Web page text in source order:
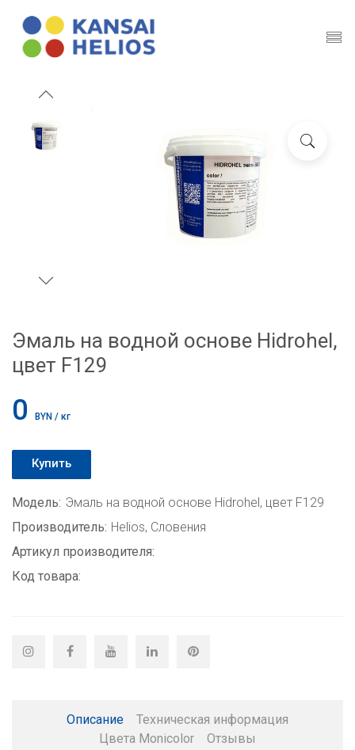
Эмаль на водной основе Hidrohel,
цвет F129
0 BYN / кг
Купить
Модель: Эмаль на водной основе Hidrohel, цвет F129
Производитель: Helios, Словения
Артикул производителя:
Код товара:
Описание
Техническая информация
Цвета Monicolor
Отзывы